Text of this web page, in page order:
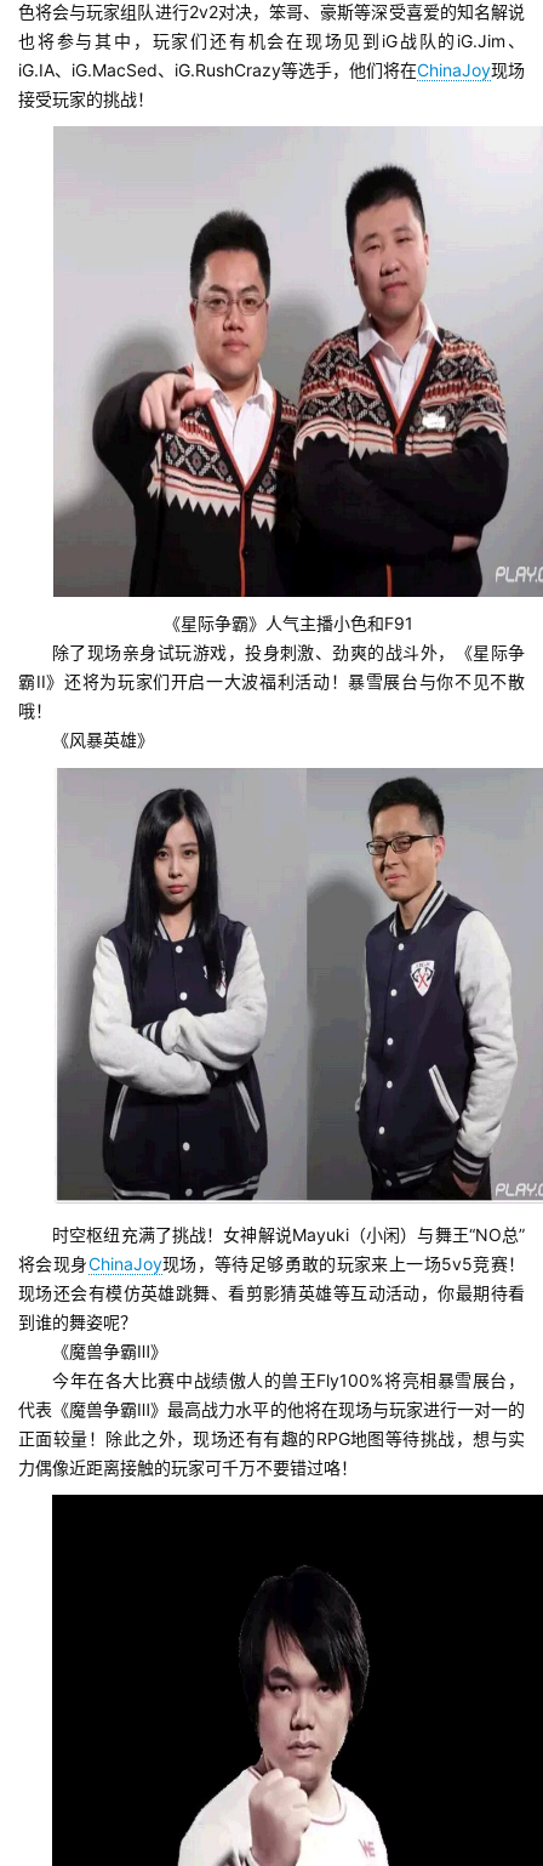
游
戏
手
机
色将会与玩家组队进行2v2对决，笨哥、豪斯等深受喜爱的知名解说
也将参与其中，玩家们还有机会在现场见到iG战队的iG.Jim、
iG.IA、iG.MacSed、iG.RushCrazy等选手，他们将在ChinaJoy现场
接受玩家的挑战！
《星际争霸》人气主播小色和F91
除了现场亲身试玩游戏，投身刺激、劲爽的战斗外，《星际争
霸II》还将为玩家们开启一大波福利活动！暴雪展台与你不见不散
哦！
《风暴英雄》
时空枢纽充满了挑战！女神解说Mayuki（小闲）与舞王“NO总”
将会现身ChinaJoy现场，等待足够勇敢的玩家来上一场5v5竞赛！
现场还会有模仿英雄跳舞、看剪影猜英雄等互动活动，你最期待看
到谁的舞姿呢？
《魔兽争霸Ⅲ》
今年在各大比赛中战绩傲人的兽王Fly100%将亮相暴雪展台，
代表《魔兽争霸Ⅲ》最高战力水平的他将在现场与玩家进行一对一的
正面较量！除此之外，现场还有有趣的RPG地图等待挑战，想与实
力偶像近距离接触的玩家可千万不要错过咯！